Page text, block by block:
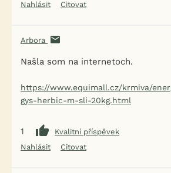
Nahlásit
Citovat
Arbora
Našla som na internetoch.
https://www.equimall.cz/krmiva/
gys-herbic-m-sli-20kg.html
1
Kvalitní příspěvek
Nahlásit
Citovat